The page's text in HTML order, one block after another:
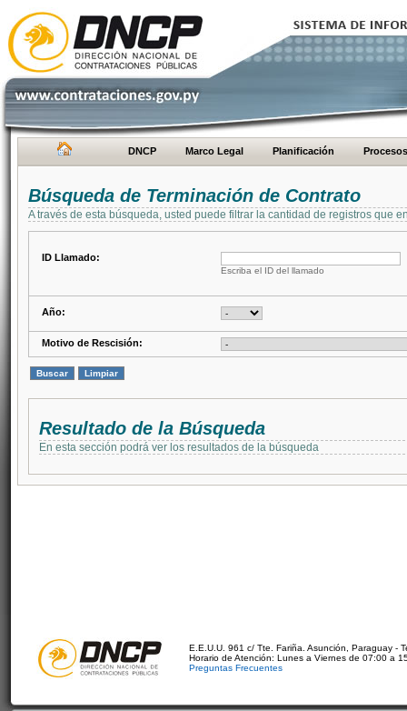
DNCP Marco Legal Planificación Procesos
Búsqueda de Terminación de Contrato
A través de esta búsqueda, usted puede filtrar la cantidad de registros que
ID Llamado:
Escriba el ID del llamado
Año:
Motivo de Rescisión:
Resultado de la Búsqueda
En esta sección podrá ver los resultados de la búsqueda
E.E.U.U. 961 c/ Tte. Fariña. Asunción, Paraguay -
Horario de Atención: Lunes a Viernes de 07:00 a
Preguntas Frecuentes